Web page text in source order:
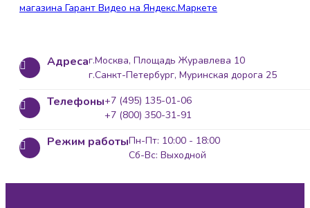
Адресаг.Москва, Площадь Журавлева 10
г.Санкт-Петербург, Муринская дорога 25
Телефоны+7 (495) 135-01-06
+7 (800) 350-31-91
Режим работыПн-Пт: 10:00 - 18:00
Сб-Вс: Выходной